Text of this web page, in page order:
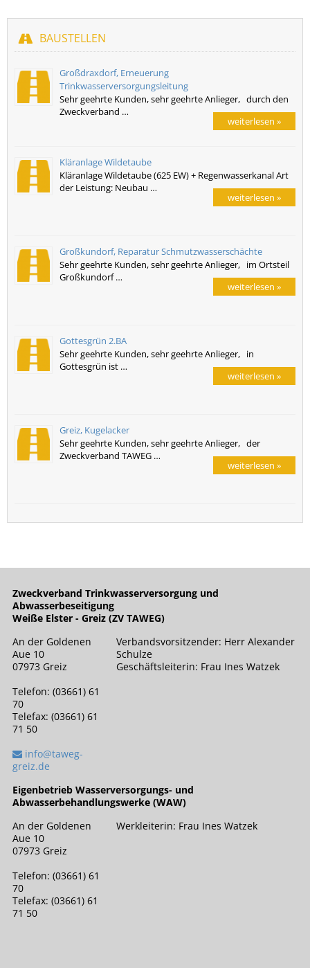
BAUSTELLEN
Großdraxdorf, Erneuerung
Trinkwasserversorgungsleitung
Sehr geehrte Kunden, sehr geehrte Anlieger, durch den
Zweckverband …
weiterlesen »
Kläranlage Wildetaube
Kläranlage Wildetaube (625 EW) + Regenwasserkanal Art
der Leistung: Neubau …
weiterlesen »
Großkundorf, Reparatur Schmutzwasserschächte
Sehr geehrte Kunden, sehr geehrte Anlieger, im Ortsteil
Großkundorf …
weiterlesen »
Gottesgrün 2.BA
Sehr geehrte Kunden, sehr geehrte Anlieger, in
Gottesgrün ist …
weiterlesen »
Greiz, Kugelacker
Sehr geehrte Kunden, sehr geehrte Anlieger, der
Zweckverband TAWEG …
weiterlesen »
Zweckverband Trinkwasserversorgung und
Abwasserbeseitigung
Weiße Elster - Greiz (ZV TAWEG)
An der Goldenen
Aue 10
07973 Greiz
Telefon: (03661) 61
70
Telefax: (03661) 61
71 50
info@taweg-
greiz.de
Verbandsvorsitzender: Herr Alexander
Schulze
Geschäftsleiterin: Frau Ines Watzek
Eigenbetrieb Wasserversorgungs- und
Abwasserbehandlungswerke (WAW)
An der Goldenen
Aue 10
07973 Greiz
Telefon: (03661) 61
70
Telefax: (03661) 61
71 50
Werkleiterin: Frau Ines Watzek